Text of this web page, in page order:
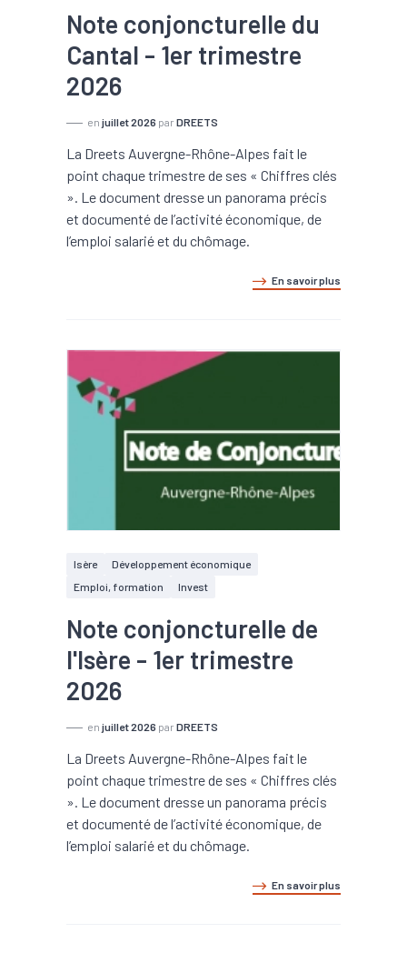
Note conjoncturelle du
Cantal - 1er trimestre
2026
en juillet 2026 par DREETS
La Dreets Auvergne-Rhône-Alpes fait le
point chaque trimestre de ses « Chiffres clés
». Le document dresse un panorama précis
et documenté de l’activité économique, de
l’emploi salarié et du chômage.
En savoir plus
Isère
Développement économique
Emploi, formation
Invest
Note conjoncturelle de
l'Isère - 1er trimestre
2026
en juillet 2026 par DREETS
La Dreets Auvergne-Rhône-Alpes fait le
point chaque trimestre de ses « Chiffres clés
». Le document dresse un panorama précis
et documenté de l’activité économique, de
l’emploi salarié et du chômage.
En savoir plus